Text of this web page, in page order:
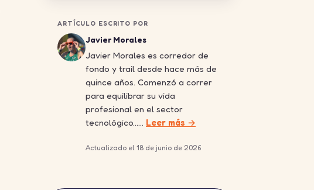
ARTÍCULO ESCRITO POR
Javier Morales
Javier Morales es corredor de
fondo y trail desde hace más de
quince años. Comenzó a correr
para equilibrar su vida
profesional en el sector
tecnológico…… Leer más →
Actualizado el 18 de junio de 2026